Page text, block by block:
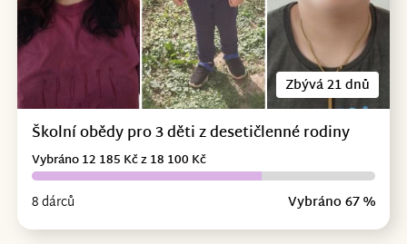
Zbývá 21 dnů
Školní obědy pro 3 děti z desetičlenné rodiny
8 dárců Vybráno 67 %
Vybráno 12 185 Kč z 18 100 Kč